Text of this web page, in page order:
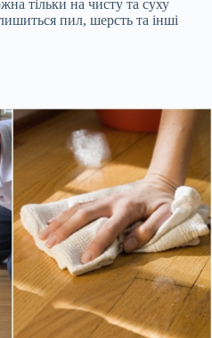
тільки на чисту та суху
пил, шерсть та інші